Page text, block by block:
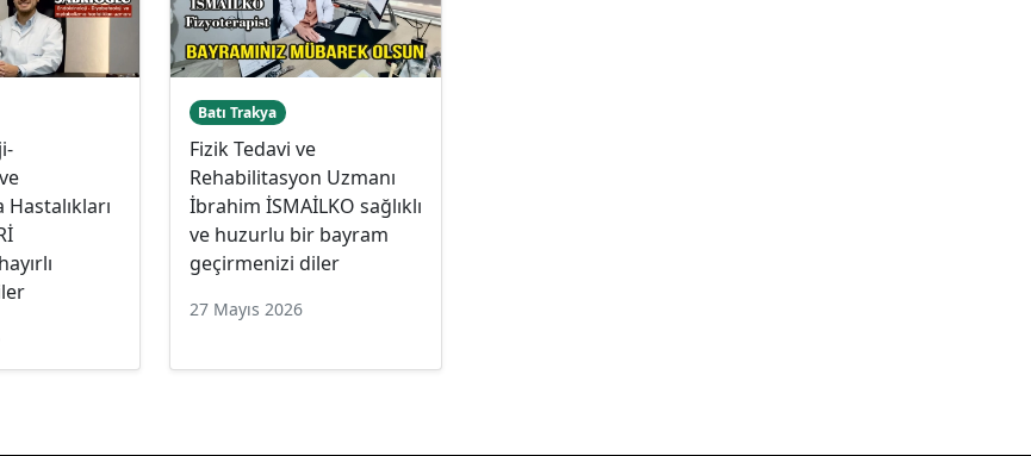
Batı Trakya
Fizik Tedavi ve
Rehabilitasyon Uzmanı
İbrahim İSMAİLKO sağlıklı
ve huzurlu bir bayram
geçirmenizi diler
27 Mayıs 2026